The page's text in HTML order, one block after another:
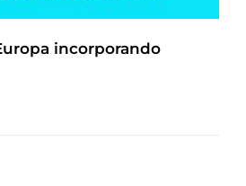
incorporando